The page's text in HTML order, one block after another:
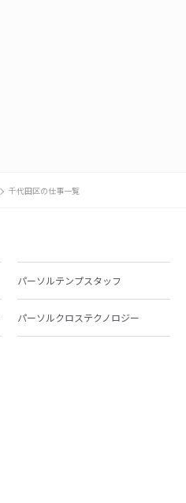
千代田区の仕事一覧
パーソルテンプスタッフ
パーソルクロステクノロジー